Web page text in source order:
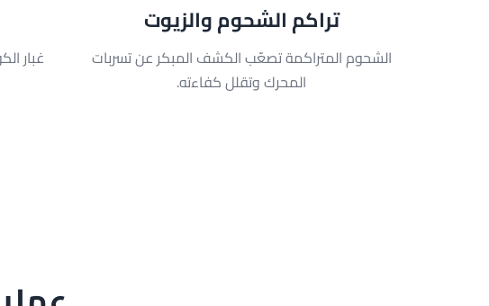
تراكم الشحوم والزيوت
الشحوم المتراكمة تصعّب الكشف المبكر عن تسربات
المحرك وتقلل كفاءته.
غبار